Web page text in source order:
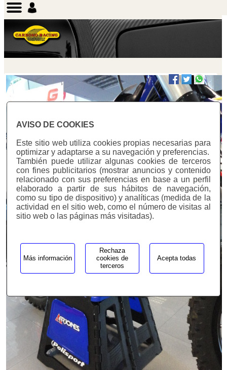
AVISO DE COOKIES
Este sitio web utiliza cookies propias necesarias para
optimizar y adaptarse a su navegación y preferencias.
También puede utilizar algunas cookies de terceros
con fines publicitarios (mostrar anuncios y contenido
relacionado con sus preferencias en base a un perfil
elaborado a partir de sus hábitos de navegación,
como su tipo de dispositivo) y analíticas (medida de la
actividad en el sitio web, como el número de visitas al
sitio web o las páginas más visitadas).
Más información
Rechaza
cookies de
terceros
Acepta todas